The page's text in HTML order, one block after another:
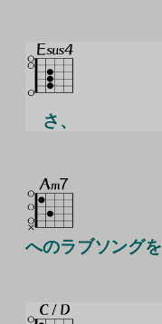
さ、
へのラブソングを